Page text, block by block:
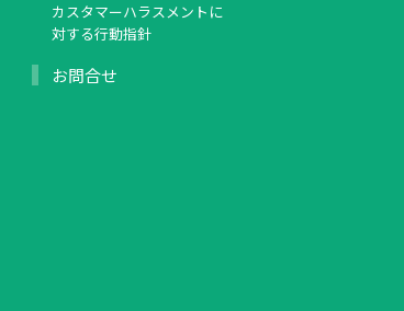
カスタマーハラスメントに
対する行動指針
お問合せ